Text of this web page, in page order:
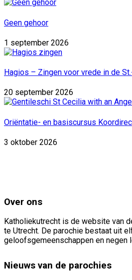
Geen gehoor
1 september 2026
Hagios – Zingen voor vrede in de
20 september 2026
Oriëntatie- en basiscursus
3 oktober 2026
Over ons
Katholiekutrecht is de website van
te Utrecht. De parochie bestaat uit
geloofsgemeenschappen en negen
Nieuws van de parochies